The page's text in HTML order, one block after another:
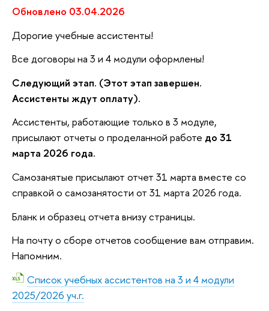
Обновлено 03.04.2026
Дорогие учебные ассистенты!
Все договоры на 3 и 4 модули оформлены!
Следующий этап. (Этот этап завершен.
Ассистенты ждут оплату).
Ассистенты, работающие только в 3 модуле,
присылают отчеты о проделанной работе до 31
марта 2026 года.
Самозанятые присылают отчет 31 марта вместе со
справкой о самозанятости от 31 марта 2026 года.
Бланк и образец отчета внизу страницы.
На почту о сборе отчетов сообщение вам отправим.
Напомним.
Список учебных ассистентов на 3 и 4 модули
2025/2026 уч.г.